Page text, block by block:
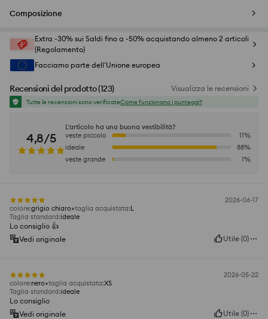
Composizione
Extra -30% sui Saldi fino a -50% acquistando almeno 2 articoli
(Regolamento)
Facciamo parte dell'Unione europea
Recensioni del prodotto(123) Visualizza le recensioni
Tutte le recensioni sono verificateCome funzionano i punteggi?
4,8/5
L'articolo ha una buona vestibilità?
veste piccolo
11%
ideale
88%
veste grande
1%
2026-06-17
colore:grigio chiaro taglia acquistata:L
Taglia standard:ideale
Lo consiglio 👍️
Vedi originale
Utile (0)
2026-05-22
colore:nero taglia acquistata:XS
Taglia standard:ideale
Lo consiglio
Vedi originale
Utile (0)